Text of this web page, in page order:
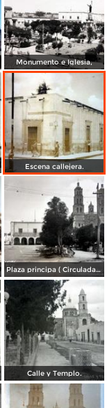
Monumento e Iglesia,
Escena callejera.
Plaza principa ( Circulada el 14 de Septiembre de 1943 )l.
Calle y Templo.